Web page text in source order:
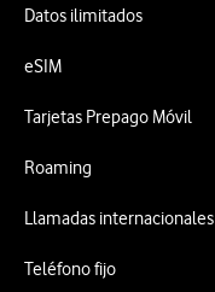
Datos ilimitados
eSIM
Tarjetas Prepago Móvil
Roaming
Llamadas internacionales
Teléfono fijo